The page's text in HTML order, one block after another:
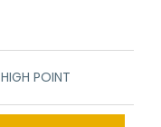
HIGH POINT